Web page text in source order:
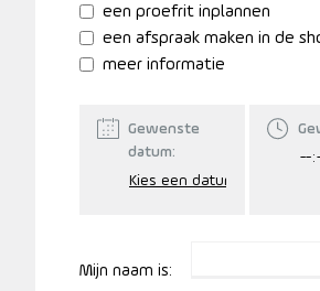
een proefrit inplannen
een afspraak maken in de
meer informatie
Gewenste
datum:
Mijn naam is: